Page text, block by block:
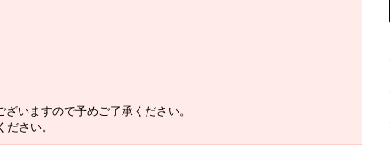
いますので予めご了承ください。
さい。